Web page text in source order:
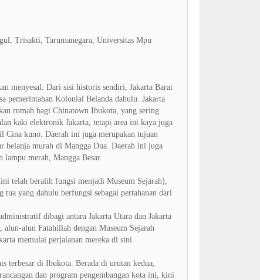
Trisakti, Tarumanegara, Universitas Mpu
menyesal. Dari sisi historis sendiri, Jakarta Barat
pemerintahan Kolonial Belanda dahulu. Jakarta
rumah bagi Chinatown Ibukota, yang sering
kaki elektronik Jakarta, tetapi area ini kaya juga
Cina kuno. Daerah ini juga merupakan tujuan
belanja murah di Mangga Dua. Daerah ini juga
lampu merah, Mangga Besar.
telah beralih fungsi menjadi Museum Sejarah),
tua yang dahulu berfungsi sebagai pertahanan dari
dibagi antara Jakarta Utara dan Jakarta
alun Fatahillah dengan Museum Sejarah
memulai perjalanan mereka di sini.
terbesar di Ibukota. Berada di urutan kedua,
dan program pengembangan kota ini, kini